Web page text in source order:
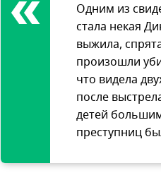
Одним из
стала некая
выжила,
произошли
что видела
после
детей
преступниц